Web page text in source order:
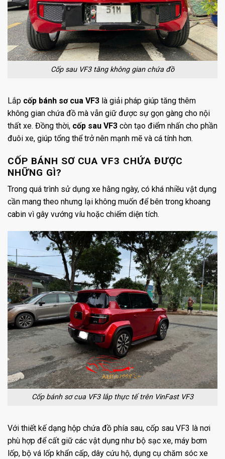
Cốp sau VF3 tăng không gian chứa đồ
Lắp cốp bánh sơ cua VF3 là giải pháp giúp tăng thêm
không gian chứa đồ mà vẫn giữ được sự gọn gàng cho nội
thất xe. Đồng thời, cốp sau VF3 còn tạo điểm nhấn cho phần
đuôi xe, giúp tổng thể trở nên mạnh mẽ và cá tính hơn.
CỐP BÁNH SƠ CUA VF3 CHỨA ĐƯỢC
NHỮNG GÌ?
Trong quá trình sử dụng xe hằng ngày, có khá nhiều vật dụng
cần mang theo nhưng lại không muốn để bên trong khoang
cabin vì gây vướng víu hoặc chiếm diện tích.
Cốp bánh sơ cua VF3 lắp thực tế trên VinFast VF3
Với thiết kế dạng hộp chứa đồ phía sau, cốp sau VF3 là nơi
phù hợp để cất giữ các vật dụng như bộ sạc xe, máy bơm
lốp, bộ vá lốp khẩn cấp, dây cứu hộ, dụng cụ chăm sóc xe